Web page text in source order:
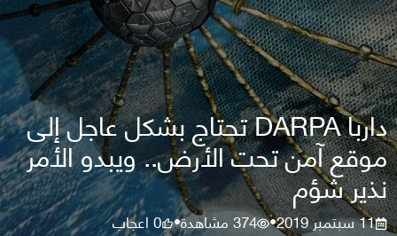
داربا DARPA تحتاج بشكل عاجل إلى
موقع آمن تحت الأرض.. ويبدو الأمر
نذير شؤم
11 سبتمبر 2019 •
374مشاهدة•
0اعجاب